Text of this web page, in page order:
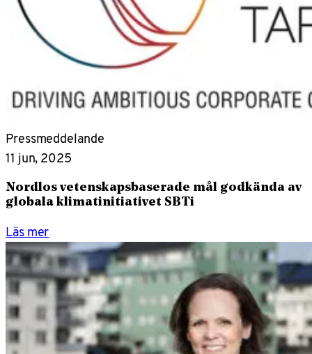
Pressmeddelande
11 jun, 2025
Nordlos vetenskapsbaserade mål godkända av
globala klimatinitiativet SBTi
Läs mer